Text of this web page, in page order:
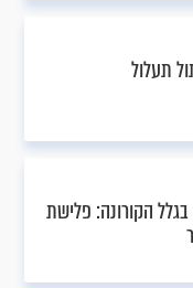
תעלול
הקורונה: פלישת